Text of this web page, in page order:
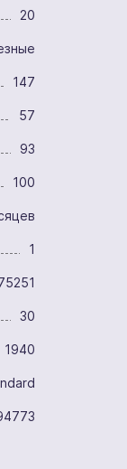
20
147
57
93
100
1
30
1940